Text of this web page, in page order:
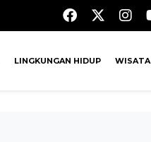
LINGKUNGAN HIDUP WISATA